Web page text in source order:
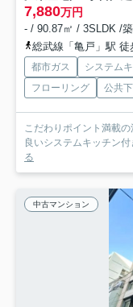
7,880万円
- / 90.87㎡ / 3SLDK /
総武線「亀戸」駅 徒
都市ガス システム
フローリング
公共
こだわりポイント満載
良いシステムキッチン
る
中古マンション